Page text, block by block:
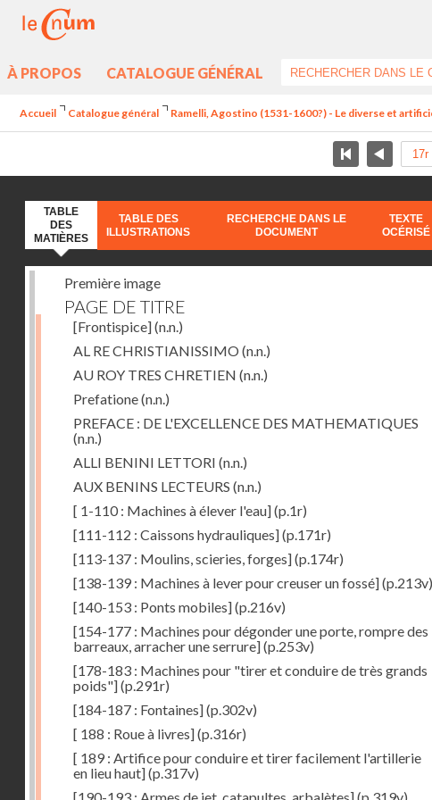
À PROPOS CATALOGUE GÉNÉRAL
Accueil Catalogue général Ramelli, Agostino (1531-1600?) - Le diverse et
TABLE
DES
MATIÈRES
TABLE DES
ILLUSTRATIONS
RECHERCHE DANS LE
DOCUMENT
TEXTE
OCÉRISÉ
Première image
PAGE DE TITRE
[Frontispice](n.n.)
AL RE CHRISTIANISSIMO (n.n.)
AU ROY TRES CHRETIEN (n.n.)
Prefatione(n.n.)
PREFACE : DE L'EXCELLENCE DES MATHEMATIQUES
(n.n.)
ALLI BENINI LETTORI (n.n.)
AUX BENINS LECTEURS (n.n.)
[ 1-110 : Machines à élever l'eau](p.1r)
[111-112 : Caissons hydrauliques](p.171r)
[113-137 : Moulins, scieries, forges](p.174r)
[138-139 : Machines à lever pour creuser un fossé](p.213v)
[140-153 : Ponts mobiles](p.216v)
[154-177 : Machines pour dégonder une porte, rompre des
barreaux, arracher une serrure](p.253v)
[178-183 : Machines pour "tirer et conduire de très grands
poids"](p.291r)
[184-187 : Fontaines](p.302v)
[ 188 : Roue à livres](p.316r)
[ 189 : Artifice pour conduire et tirer facilement l'artillerie
en lieu haut](p.317v)